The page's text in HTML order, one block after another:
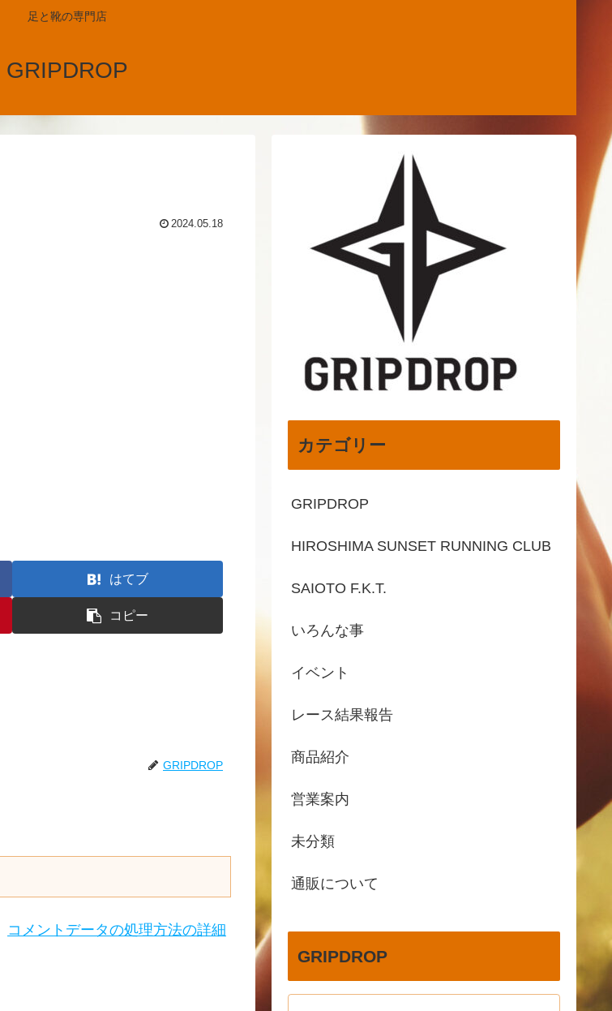
足と靴の専門店
GRIPDROP
2024.05.18
はてブ
コピー
GRIPDROP
コメントデータの処理方法の詳細
カテゴリー
GRIPDROP
HIROSHIMA SUNSET RUNNING CLUB
SAIOTO F.K.T.
いろんな事
イベント
レース結果報告
商品紹介
営業案内
未分類
通販について
GRIPDROP